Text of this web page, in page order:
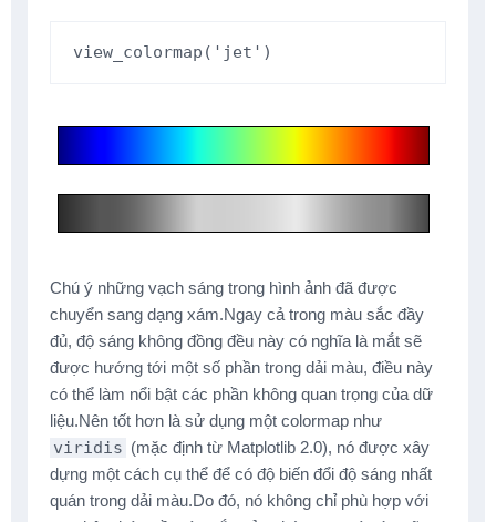
view_colormap ( 'jet' )
Chú ý những vạch sáng trong hình ảnh đã được
chuyển sang dạng xám.Ngay cả trong màu sắc đầy
đủ, độ sáng không đồng đều này có nghĩa là mắt sẽ
được hướng tới một số phần trong dải màu, điều này
có thể làm nổi bật các phần không quan trọng của dữ
liệu.Nên tốt hơn là sử dụng một colormap như
viridis (mặc định từ Matplotlib 2.0), nó được xây
dựng một cách cụ thể để có độ biến đổi độ sáng nhất
quán trong dải màu.Do đó, nó không chỉ phù hợp với